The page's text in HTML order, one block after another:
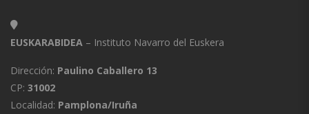
EUSKARABIDEA – Instituto Navarro del Euskera
Dirección: Paulino Caballero 13
CP: 31002
Localidad: Pamplona/Iruña